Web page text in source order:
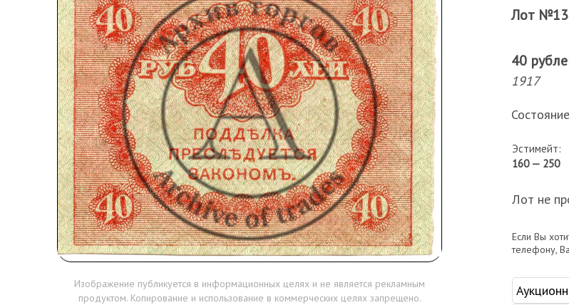
Изображение публикуется в информационных целях и не является рекламным
продуктом. Копирование и использование в коммерческих целях запрещено.
Лот
40
1917
Эстимейт:
160 — 250
Лот не
Если Вы
телефону,